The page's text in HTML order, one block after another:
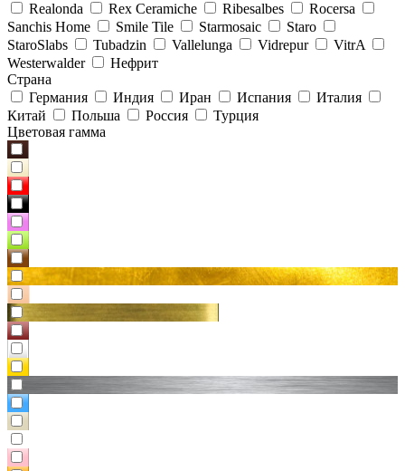
Realonda
Rex Ceramiche Ribesalbes
Rocersa
Sanchis Home
Smile Tile Starmosaic
Staro
StaroSlabs
Tubadzin Vallelunga Vidrepur
VitrA
Westerwalder
Нефрит
Страна
Германия
Индия Иран Испания
Италия
Китай
Польша Россия
Турция
Цветовая гамма